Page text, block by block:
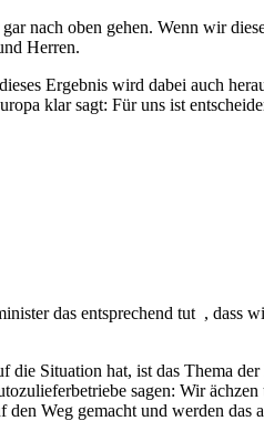
nach oben gehen. Wenn wir
Herren.
Ergebnis wird dabei auch
klar sagt: Für uns ist
das entsprechend tut , dass
die Situation hat, ist das Thema
sagen: Wir
Weg gemacht und werden das